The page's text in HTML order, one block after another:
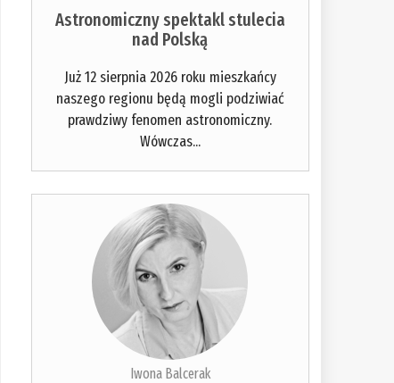
Astronomiczny spektakl stulecia
nad Polską
Już 12 sierpnia 2026 roku mieszkańcy
naszego regionu będą mogli podziwiać
prawdziwy fenomen astronomiczny.
Wówczas...
Iwona Balcerak